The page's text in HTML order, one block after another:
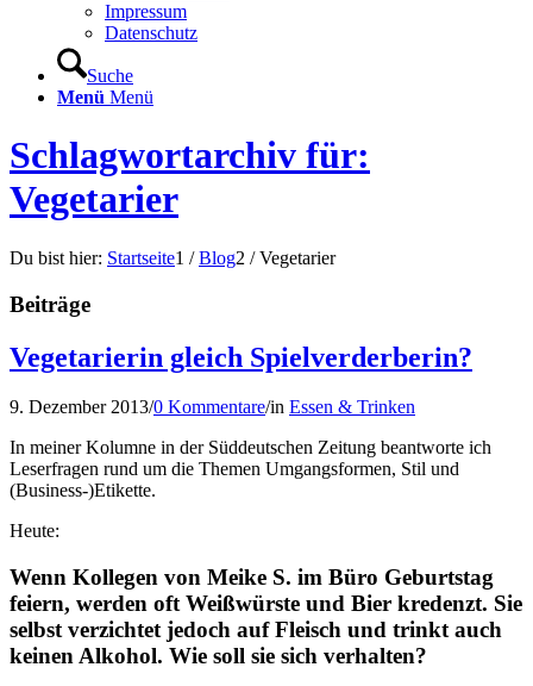
Impressum
Datenschutz
Suche
Menü Menü
Schlagwortarchiv für:
Vegetarier
Du bist hier: Startseite1 / Blog2 / Vegetarier
Beiträge
Vegetarierin gleich Spielverderberin?
9. Dezember 2013/0 Kommentare/in Essen & Trinken
In meiner Kolumne in der Süddeutschen Zeitung beantworte ich
Leserfragen rund um die Themen Umgangsformen, Stil und
(Business-)Etikette.
Heute:
Wenn Kollegen von Meike S. im Büro Geburtstag
feiern, werden oft Weißwürste und Bier kredenzt. Sie
selbst verzichtet jedoch auf Fleisch und trinkt auch
keinen Alkohol. Wie soll sie sich verhalten?